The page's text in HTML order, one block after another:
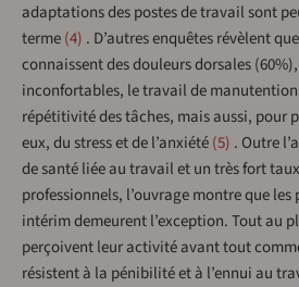
adaptations des postes de travail sont
terme 4 . D’autres enquêtes révèlent
connaissent des douleurs dorsales
inconfortables, le travail de
répétitivité des tâches, mais aussi, pour
eux, du stress et de l’anxiété 5 . Outre
de santé liée au travail et un très fort
professionnels, l’ouvrage montre que
intérim demeurent l’exception. Tout au
perçoivent leur activité avant tout
résistent à la pénibilité et à l’ennui au